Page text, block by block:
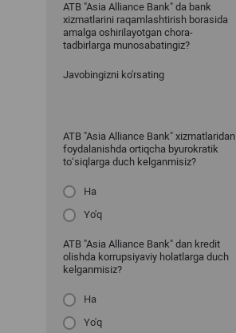
ATB "Asia Alliance Bank" da bank
xizmatlarini raqamlashtirish borasida
amalga oshirilayotgan chora-
tadbirlarga munosabatingiz?
Javobingizni ko'rsating
ATB "Asia Alliance Bank" xizmatlaridan
foydalanishda ortiqcha byurokratik
to‘siqlarga duch kelganmisiz?
Ha
Yo'q
ATB "Asia Alliance Bank" dan kredit
olishda korrupsiyaviy holatlarga duch
kelganmisiz?
Ha
Yo'q